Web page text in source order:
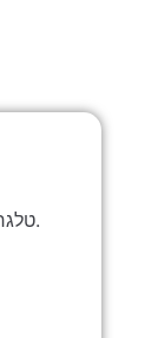
טלגרם ישראל - הערוץ הרשמי.כל העדכונים און ליין ובאופן מסודר.